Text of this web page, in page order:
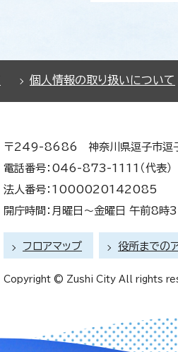
個人情報の取り扱いについて
〒249-8686 神奈川県逗子市逗
電話番号：046-873-1111（代表）
法人番号：1000020142085
開庁時間：月曜日～金曜日 午前8時
フロアマップ 役所までの
Copyright © Zushi City All rights